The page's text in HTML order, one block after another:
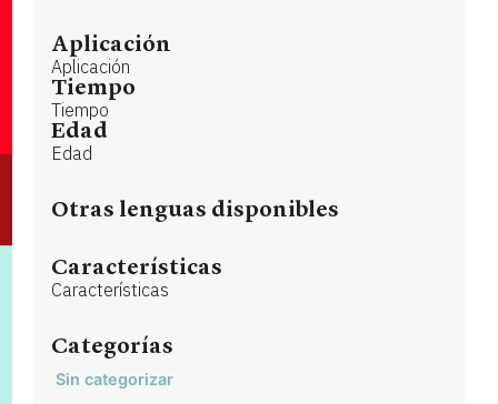
Aplicación
Aplicación
Tiempo
Tiempo
Edad
Edad
Otras lenguas disponibles
Características
Características
Categorías
Sin categorizar